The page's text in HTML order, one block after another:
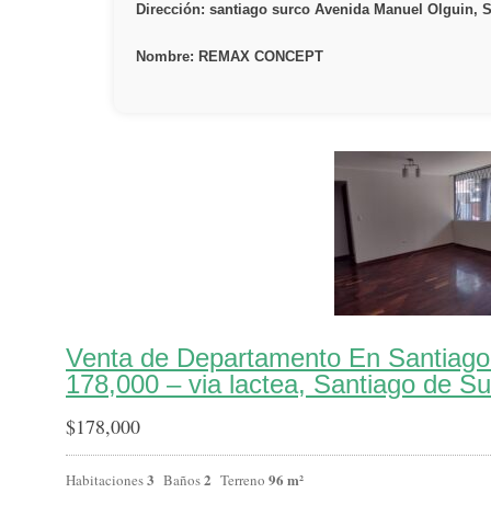
Dirección: santiago surco Avenida Manuel Olguin,
Nombre: REMAX CONCEPT
Venta de Departamento En
178,000 – via lactea, Santiago de
$178,000
Habitaciones3 Baños2 Terreno 96 m²